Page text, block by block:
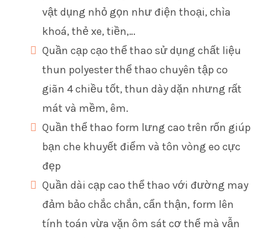
vật dụng nhỏ gọn như điện thoại, chìa
khoá, thẻ xe, tiền,…
Quần cạp cạo thể thao sử dụng chất liệu
thun polyester thể thao chuyên tập co
giãn 4 chiều tốt, thun dày dặn nhưng rất
mát và mềm, êm.
Quần thể thao form lưng cao trên rốn giúp
bạn che khuyết điểm và tôn vòng eo cực
đẹp
Quần dài cạp cao thể thao với đường may
đảm bảo chắc chắn, cẩn thận, form lên
tính toán vừa vặn ôm sát cơ thể mà vẫn